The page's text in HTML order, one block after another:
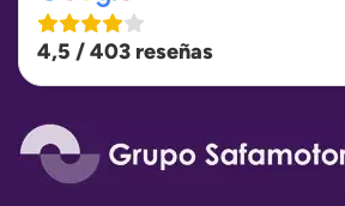
4,5 / 403 reseñas